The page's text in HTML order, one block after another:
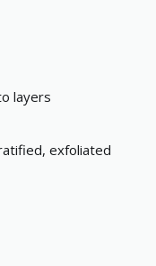
layers
exfoliated